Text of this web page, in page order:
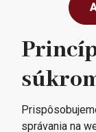
Sledujte
správania na